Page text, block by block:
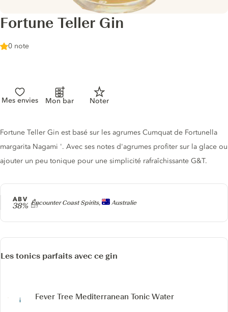
Fortune Teller Gin
0 note
Mes envies Mon bar Noter
Producteur
Encounter Coast Spirits, Australie
ABV
38%
Description du gin
Fortune Teller Gin est basé sur les agrumes Cumquat de Fortunella
margarita Nagami '. Avec ses notes d'agrumes profiter sur la glace ou
ajouter un peu tonique pour une simplicité rafraîchissante G&T.
Les tonics parfaits avec ce gin
Fever Tree Mediterranean Tonic Water